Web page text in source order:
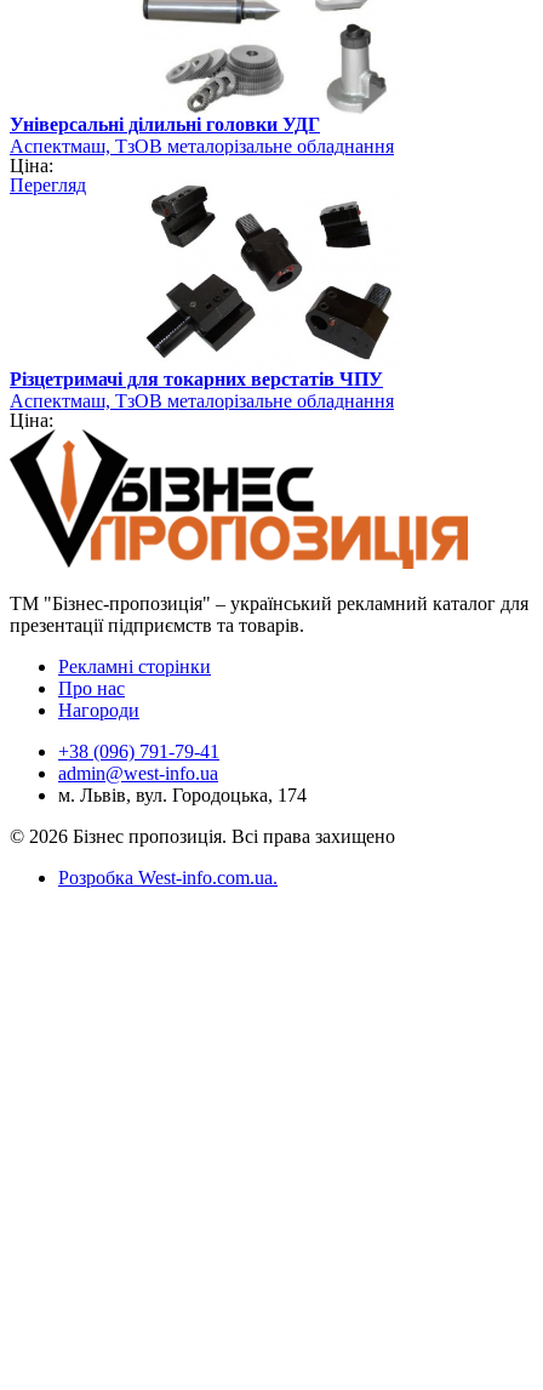
Універсальні ділильні головки УДГ
Аспектмаш, ТзОВ металорізальне обладнання
Ціна:
Перегляд
Різцетримачі для токарних верстатів ЧПУ
Аспектмаш, ТзОВ металорізальне обладнання
Ціна:
ТМ "Бізнес-пропозиція" – український рекламний каталог для
презентації підприємств та товарів.
Рекламні сторінки
Про нас
Нагороди
+38 (096) 791-79-41
admin@west-info.ua
м. Львів, вул. Городоцька, 174
© 2026 Бізнес пропозиція. Всі права захищено
Розробка West-info.com.ua.